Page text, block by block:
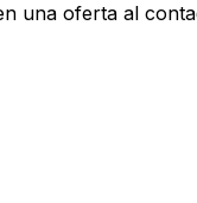
una oferta al